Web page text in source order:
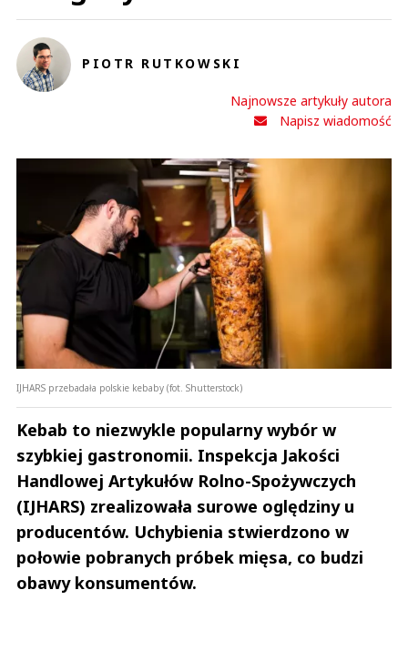
PIOTR RUTKOWSKI
Najnowsze artykuły autora
Napisz wiadomość
IJHARS przebadała polskie kebaby (fot. Shutterstock)
Kebab to niezwykle popularny wybór w
szybkiej gastronomii. Inspekcja Jakości
Handlowej Artykułów Rolno-Spożywczych
(IJHARS) zrealizowała surowe oględziny u
producentów. Uchybienia stwierdzono w
połowie pobranych próbek mięsa, co budzi
obawy konsumentów.